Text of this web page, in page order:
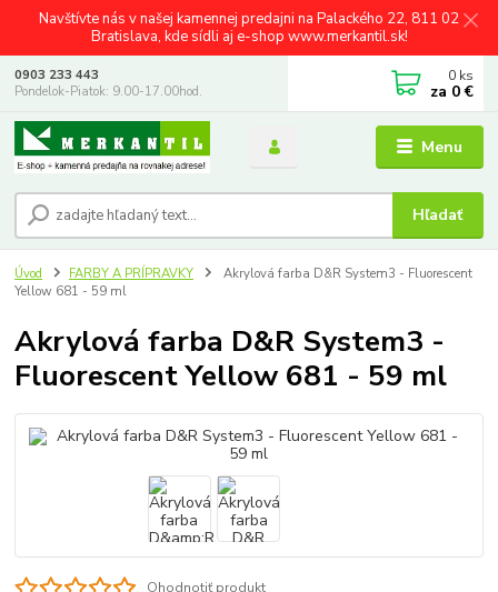
Navštívte nás v našej kamennej predajni na Palackého 22, 811 02
Bratislava, kde sídli aj e-shop www.merkantil.sk!
Menu
Hľadať
0903 233 443
Pondelok-Piatok: 9.00-17.00hod.
0 ks
za 0 €
Úvod FARBY A PRÍPRAVKY
Akrylová farba D&R System3 - Fluorescent
Yellow 681 - 59 ml
Akrylová farba D&R System3 -
Fluorescent Yellow 681 - 59 ml
Ohodnotiť produkt